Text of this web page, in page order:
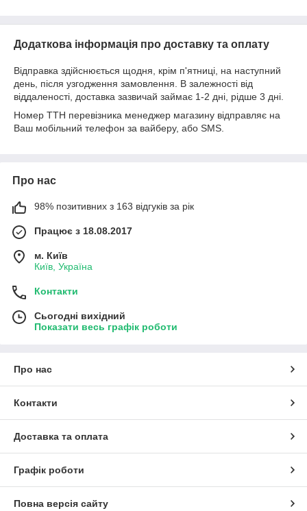
Додаткова інформація про доставку та оплату
Відправка здійснюється щодня, крім п'ятниці, на наступний
день, після узгодження замовлення. В залежності від
віддаленості, доставка зазвичай займає 1-2 дні, рідше 3 дні.
Номер ТТН перевізника менеджер магазину відправляє на
Ваш мобільний телефон за вайберу, або SMS.
Про нас
98% позитивних з 163 відгуків за рік
Працює з 18.08.2017
м. Київ
Київ, Україна
Контакти
Сьогодні вихідний
Показати весь графік роботи
Про нас
Контакти
Доставка та оплата
Графік роботи
Повна версія сайту